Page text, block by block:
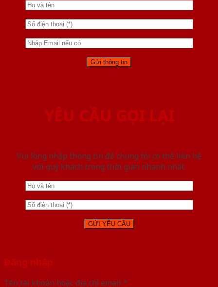
YÊU CẦU GỌI LẠI
Vui lòng nhập thông tin để chúng tôi có thể liên hệ
với quý khách trong thời gian nhanh nhất.
Đăng nhập
Tên tài khoản hoặc địa chỉ email *